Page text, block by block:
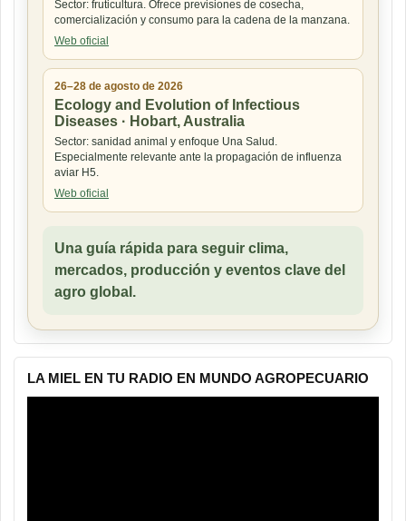
Sector: fruticultura. Ofrece previsiones de cosecha,
comercialización y consumo para la cadena de la manzana.
Web oficial
26–28 de agosto de 2026
Ecology and Evolution of Infectious
Diseases · Hobart, Australia
Sector: sanidad animal y enfoque Una Salud.
Especialmente relevante ante la propagación de influenza
aviar H5.
Web oficial
Una guía rápida para seguir clima,
mercados, producción y eventos clave del
agro global.
LA MIEL EN TU RADIO EN MUNDO AGROPECUARIO